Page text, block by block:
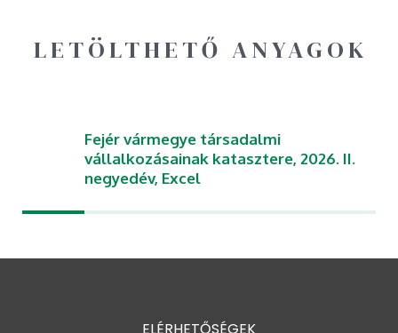
LETÖLTHETŐ ANYAGOK
Fejér vármegye társadalmi
vállalkozásainak katasztere, 2026. II.
negyedév, Excel